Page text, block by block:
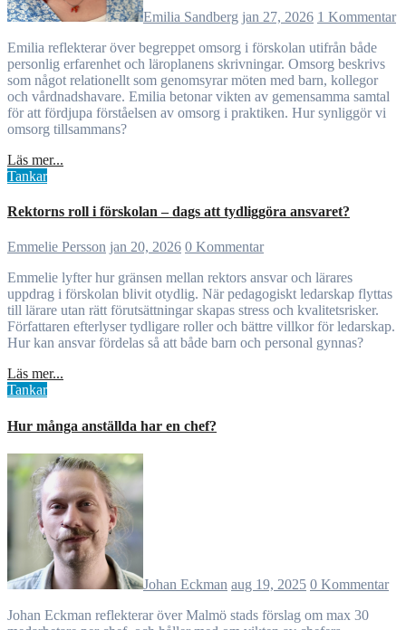
Emilia Sandberg jan 27, 2026 1 Kommentar
Emilia reflekterar över begreppet omsorg i förskolan utifrån både
personlig erfarenhet och läroplanens skrivningar. Omsorg beskrivs
som något relationellt som genomsyrar möten med barn, kollegor
och vårdnadshavare. Emilia betonar vikten av gemensamma samtal
för att fördjupa förståelsen av omsorg i praktiken. Hur synliggör vi
omsorg tillsammans?
Läs mer...
Tankar
Rektorns roll i förskolan – dags att tydliggöra ansvaret?
Emmelie Persson jan 20, 2026 0 Kommentar
Emmelie lyfter hur gränsen mellan rektors ansvar och lärares
uppdrag i förskolan blivit otydlig. När pedagogiskt ledarskap flyttas
till lärare utan rätt förutsättningar skapas stress och kvalitetsrisker.
Författaren efterlyser tydligare roller och bättre villkor för ledarskap.
Hur kan ansvar fördelas så att både barn och personal gynnas?
Läs mer...
Tankar
Hur många anställda har en chef?
Johan Eckman aug 19, 2025 0 Kommentar
Johan Eckman reflekterar över Malmö stads förslag om max 30